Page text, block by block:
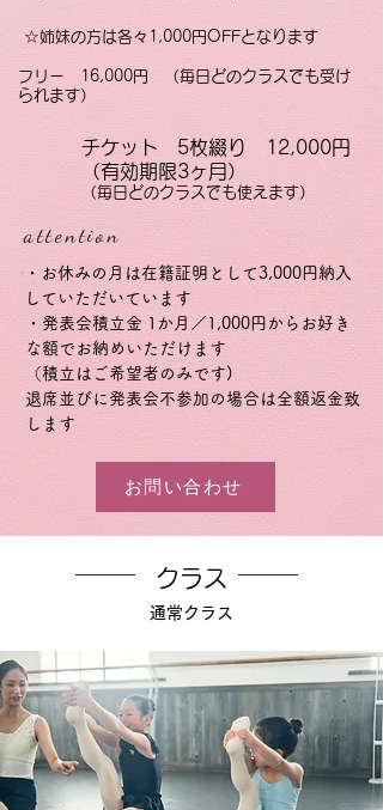
☆姉妹の方は各々1,000円OFFとなります
フリー 16,000円 （毎日どのクラスでも受け
られます）
チケット 5枚綴り 12,000円
（有効期限3ヶ月）
（毎日どのクラスでも使えます）
attention
・お休みの月は在籍証明として3,000円納入
していただいています
・発表会積立金 1か月／1,000円からお好き
な額でお納めいただけます
（積立はご希望者のみです)
退席並びに発表会不参加の場合は全額返金致
します
お問い合わせ
クラス
通常クラス